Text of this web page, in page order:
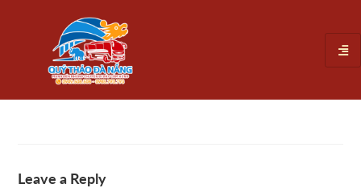
Leave a Reply